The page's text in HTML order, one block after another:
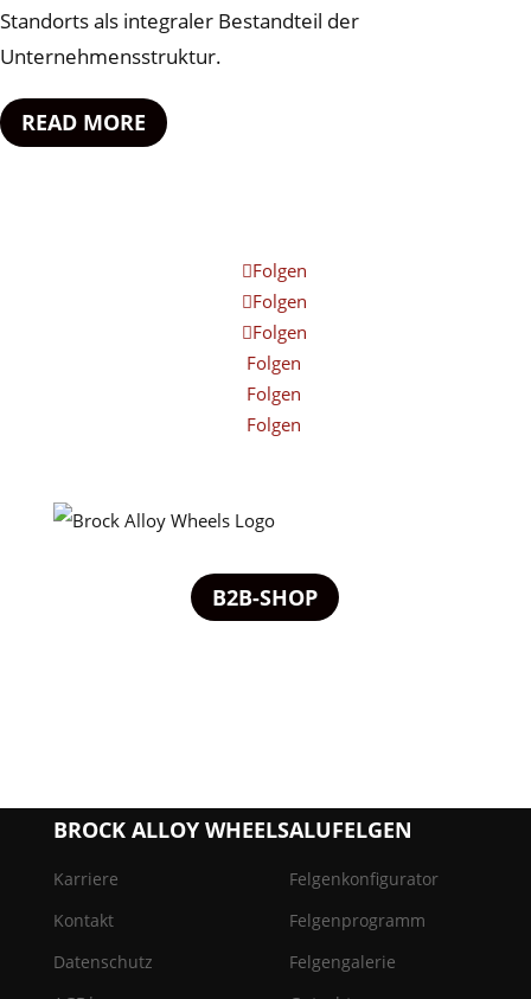
Standorts als integraler Bestandteil der
Unternehmensstruktur.
READ MORE
Folgen
Folgen
Folgen
Folgen
Folgen
Folgen
B2B-SHOP
BROCK ALLOY WHEELS
Karriere
Kontakt
Datenschutz
ALUFELGEN
Felgenkonfigurator
Felgenprogramm
Felgengalerie